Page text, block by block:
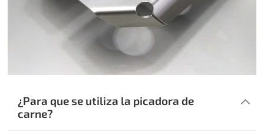
¿Para que se utiliza la picadora de
carne?